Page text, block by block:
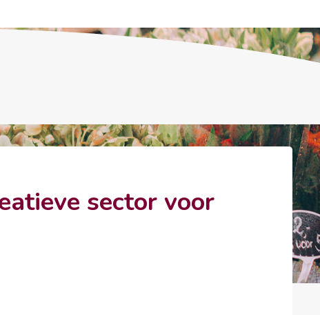
sector voor